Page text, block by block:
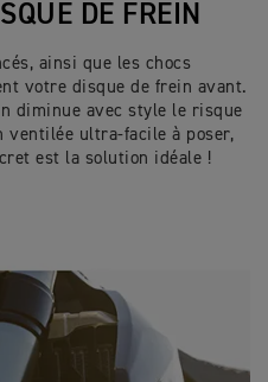
DE FREIN
ainsi que les chocs
votre disque de frein avant.
diminue avec style le risque
ventilée ultra-facile à poser,
est la solution idéale !